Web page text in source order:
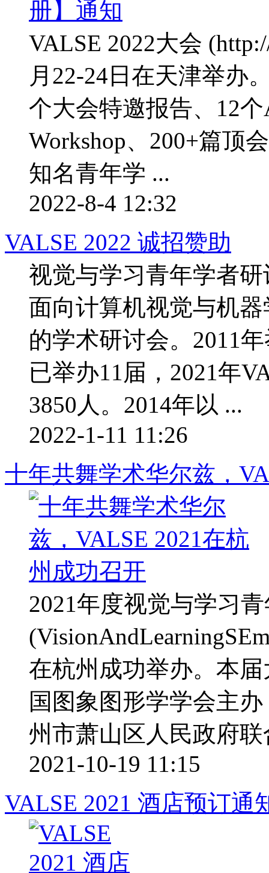
VALSE 2022大会
月22-24日在天津举办
个大会特邀报告、12
Workshop、200+篇顶
知名青年学 ...
2022-8-4 12:32
VALSE 2022 诚招赞助
视觉与学习青年学者
面向计算机视觉与机
的学术研讨会。2011
已举办11届，2021年
3850人。2014年以 ...
2022-1-11 11:26
十年共舞学术华尔兹，
2021年度视觉与学习
在杭州成功举办。本
国图象图形学学会主
州市萧山区人民政府联
2021-10-19 11:15
VALSE 2021 酒店预订通